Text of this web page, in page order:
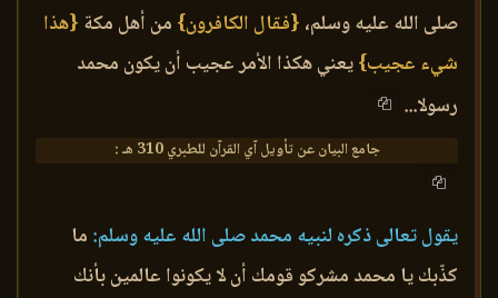
صلى الله عليه وسلم، {فقال الكافرون} من أهل مكة {هذا
شيء عجيب}يعني هكذا الأمر عجيب أن يكون محمد
رسولا...
جامع البيان عن تأويل آي القرآن للطبري 310 هـ :
يقول تعالى ذكره لنبيه محمد صلى الله عليه وسلم: ما
كذّبك يا محمد مشركو قومك أن لا يكونوا عالمين بأنك